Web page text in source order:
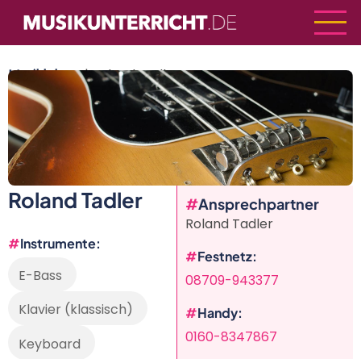
zum
Inhalt
Musiklehrer| Roland Tadler
Roland Tadler
Instrumente
E-Bass
Klavier (klassisch)
Keyboard
Ansprechpartner
Roland Tadler
Festnetz
08709-943377
Handy
0160-8347867